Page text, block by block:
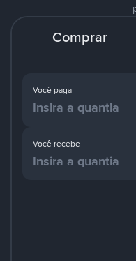
Comprar
Você paga
Você recebe